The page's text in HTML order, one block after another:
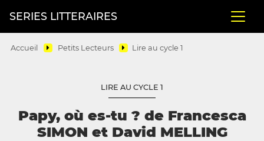
SERIES LITTERAIRES
Accueil Petits Lecteurs Lire au cycle 1
LIRE AU CYCLE 1
Papy, où es-tu ? de Francesca
SIMON et David MELLING